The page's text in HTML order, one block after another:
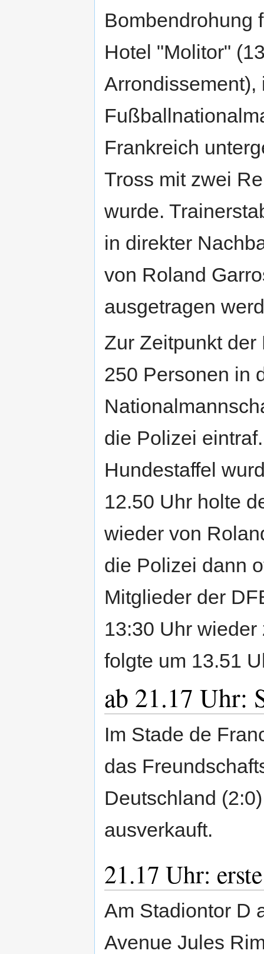
Bombendrohung
Hotel "Molitor"
Frankreich
Tross mit zwei
wurde.
in direkter
von Roland
ausgetragen
Zur Zeitpunkt
250 Personen in
die Polizei
Hundestaffel
12.50 Uhr holte
wieder von
die Polizei dann
Mitglieder der
13:30 Uhr
folgte um 13.51
ab 21.17 Uhr:
Im Stade de
das
Deutschland
ausverkauft.
21.17 Uhr:
Am Stadiontor D
Avenue Jules